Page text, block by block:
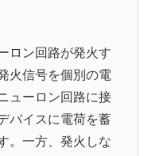
ロン回路が発火す
火信号を個別の電
ューロン回路に接
バイスに電荷を蓄
。一方、発火しな